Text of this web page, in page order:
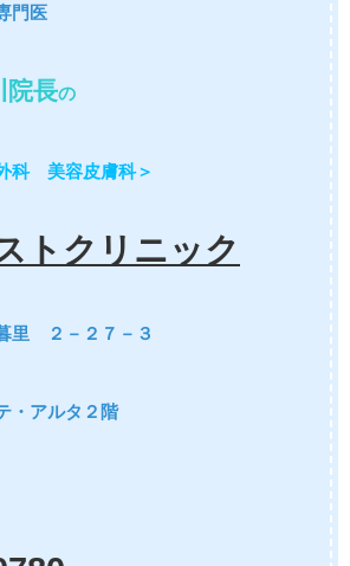
門医
院長の
科 美容皮膚科＞
トクリニック
里 ２－２７－３
アルタ２階